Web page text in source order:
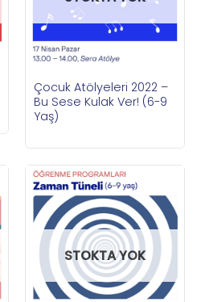
Çocuk Atölyeleri 2022 –
Bu Sese Kulak Ver! (6-9
Yaş)
STOKTA YOK